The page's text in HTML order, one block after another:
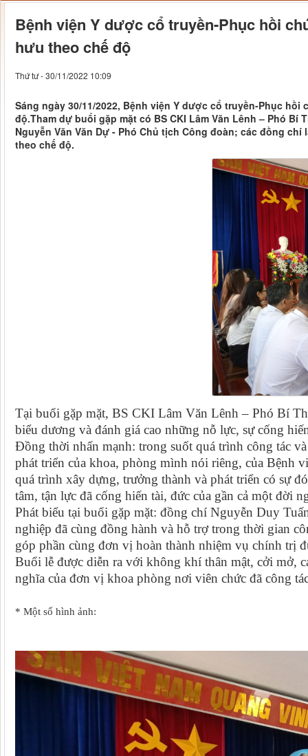
Bệnh viện Y dược cổ truyền-Phục hồi
hưu theo chế độ
Thứ tư - 30/11/2022 10:09
Sáng ngày 30/11/2022, Bệnh viện Y dược cổ truyền-Phục
độ.Tham dự buổi gặp mặt có BS CKI Lâm Văn Lênh – Phó
Nguyễn Văn Văn Dự - Phó Chủ tịch Công đoàn; các đồng
theo chế độ.
Tại buổi gặp mặt, BS CKI Lâm Văn Lênh – Phó Bí
biểu dương và đánh giá cao những nỗ lực, sự cống
Đồng thời nhấn mạnh: trong suốt quá trình công tác
phát triển của khoa, phòng mình nói riêng, của Bệnh
quá trình xây dựng, trưởng thành và phát triển có sự
tâm, tận lực đã cống hiến tài, đức của gần cả một đời
Phát biểu tại buổi gặp mặt: đồng chí Nguyễn Duy
nghiệp đã cùng đồng hành và hỗ trợ trong thời gian
góp phần cùng đơn vị hoàn thành nhiệm vụ chính trị
Buổi lễ được diễn ra với không khí thân mật, cởi mở,
nghĩa của đơn vị khoa phòng nơi viên chức đã công
* Một số hình ảnh: